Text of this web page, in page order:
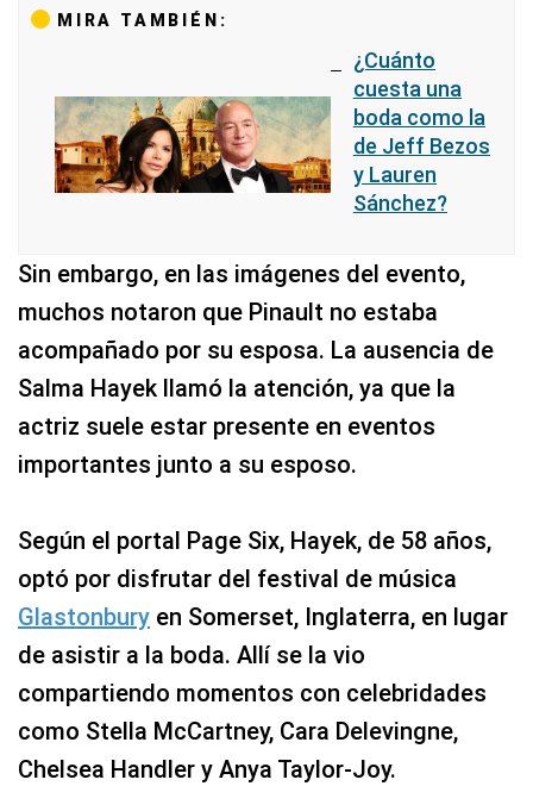
MIRA TAMBIÉN:
¿Cuánto
cuesta una
boda como la
de Jeff Bezos
y Lauren
Sánchez?
Sin embargo, en las imágenes del evento,
muchos notaron que Pinault no estaba
acompañado por su esposa. La ausencia de
Salma Hayek llamó la atención, ya que la
actriz suele estar presente en eventos
importantes junto a su esposo.
Según el portal Page Six, Hayek, de 58 años,
optó por disfrutar del festival de música
Glastonbury en Somerset, Inglaterra, en lugar
de asistir a la boda. Allí se la vio
compartiendo momentos con celebridades
como Stella McCartney, Cara Delevingne,
Chelsea Handler y Anya Taylor-Joy.